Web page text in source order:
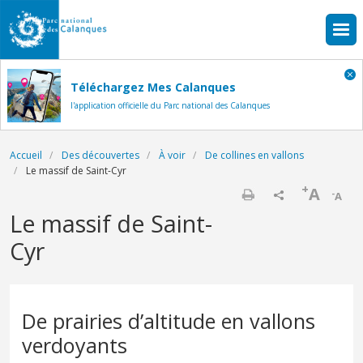
Aller au contenu principal
Téléchargez Mes Calanques
l'application officielle du Parc national des Calanques
Fil d'Ariane
Accueil Des découvertes À voir
De collines en vallons
Le massif de Saint-Cyr
-A
+A
Le massif de Saint-
Cyr
De prairies d’altitude en vallons
verdoyants